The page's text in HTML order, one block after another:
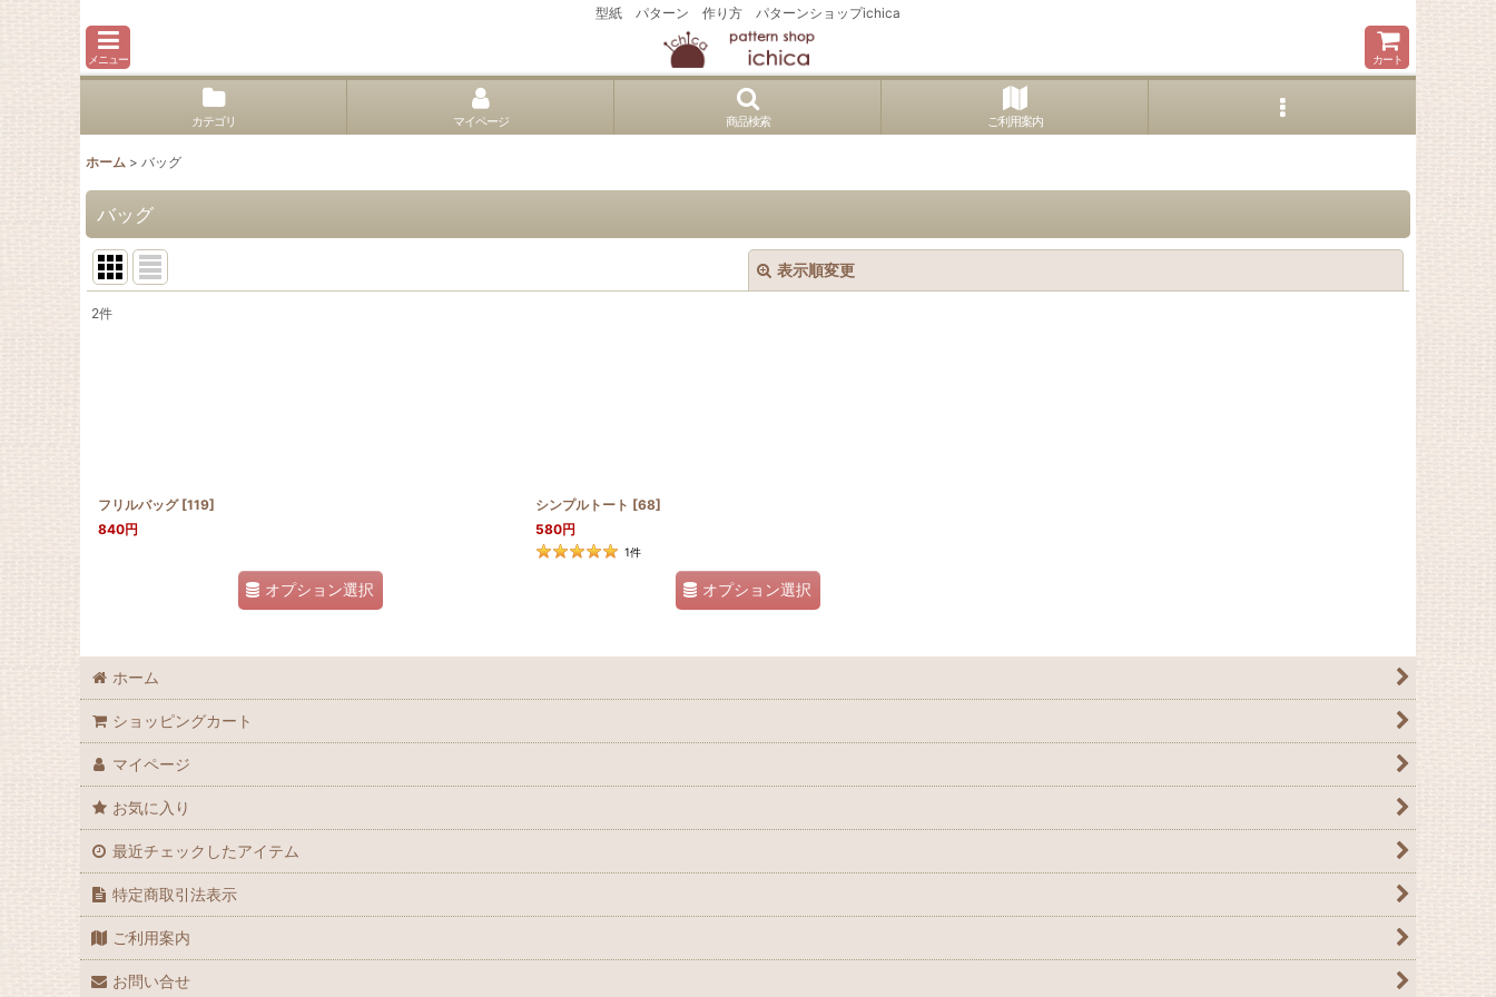
型紙 パターン 作り方 パターンショップichica
メニュー カート
カテゴリ マイページ 商品検索 ご利用案内
ホーム > バッグ
バッグ
表示順変更
2件
フリルバッグ [119]
840円
オプション選択
シンプルトート [68]
580円
1件
オプション選択
ホーム
ショッピングカート
マイページ
お気に入り
最近チェックしたアイテム
特定商取引法表示
ご利用案内
お問い合せ